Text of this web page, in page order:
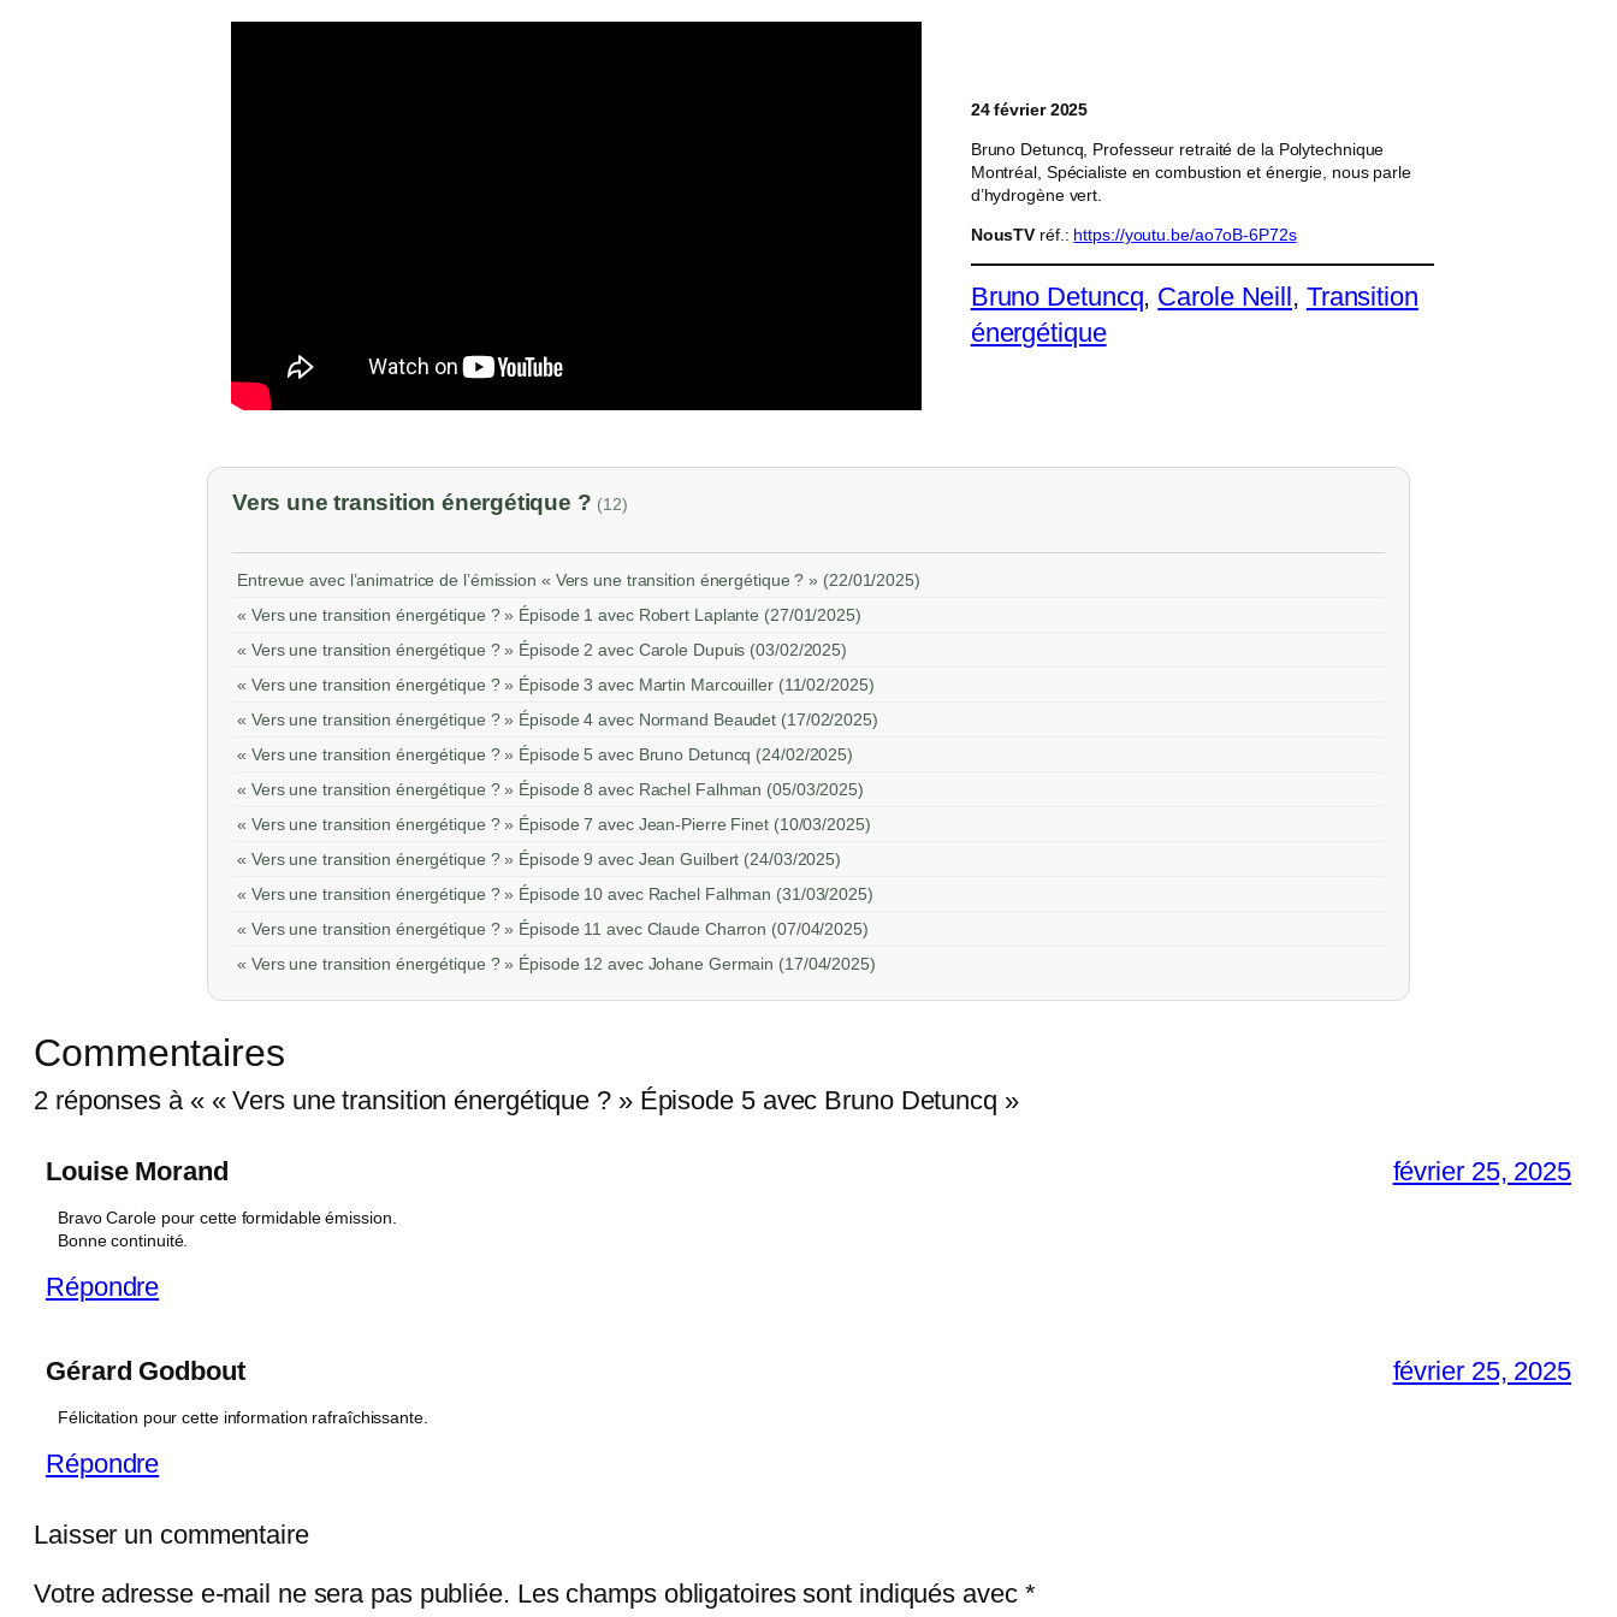
24 février 2025
Bruno Detuncq, Professeur retraité de la Polytechnique
Montréal, Spécialiste en combustion et énergie, nous parle
d’hydrogène vert.
NousTV réf.: https://youtu.be/ao7oB-6P72s
Bruno Detuncq, Carole Neill, Transition
énergétique
Vers une transition énergétique ? (12)
Entrevue avec l’animatrice de l’émission « Vers une transition énergétique ? » (22/01/2025)
« Vers une transition énergétique ? » Épisode 1 avec Robert Laplante (27/01/2025)
« Vers une transition énergétique ? » Épisode 2 avec Carole Dupuis (03/02/2025)
« Vers une transition énergétique ? » Épisode 3 avec Martin Marcouiller (11/02/2025)
« Vers une transition énergétique ? » Épisode 4 avec Normand Beaudet (17/02/2025)
« Vers une transition énergétique ? » Épisode 5 avec Bruno Detuncq (24/02/2025)
« Vers une transition énergétique ? » Épisode 8 avec Rachel Falhman (05/03/2025)
« Vers une transition énergétique ? » Épisode 7 avec Jean-Pierre Finet (10/03/2025)
« Vers une transition énergétique ? » Épisode 9 avec Jean Guilbert (24/03/2025)
« Vers une transition énergétique ? » Épisode 10 avec Rachel Falhman (31/03/2025)
« Vers une transition énergétique ? » Épisode 11 avec Claude Charron (07/04/2025)
« Vers une transition énergétique ? » Épisode 12 avec Johane Germain (17/04/2025)
Commentaires
2 réponses à « « Vers une transition énergétique ? » Épisode 5 avec Bruno Detuncq »
Louise Morand février 25, 2025
Bravo Carole pour cette formidable émission.
Bonne continuité.
Répondre
Gérard Godbout février 25, 2025
Félicitation pour cette information rafraîchissante.
Répondre
Laisser un commentaire
Votre adresse e-mail ne sera pas publiée. Les champs obligatoires sont indiqués avec *